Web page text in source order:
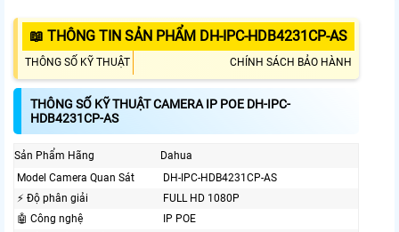
📖 THÔNG TIN SẢN PHẨM DH-IPC-HDB4231CP-AS
THÔNG SỐ KỸ THUẬT CHÍNH SÁCH BẢO HÀNH
THÔNG SỐ KỸ THUẬT CAMERA IP POE DH-IPC-
HDB4231CP-AS
Sản Phẩm Hãng
Dahua
Model Camera Quan Sát
DH-IPC-HDB4231CP-AS
️⚡ Độ phân giải
FULL HD 1080P
🤖️ Công nghệ
IP POE